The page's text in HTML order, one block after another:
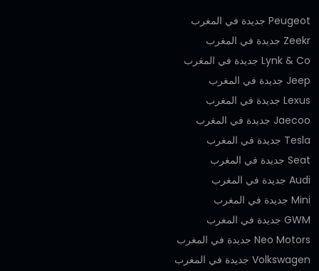
Peugeot جديدة في المغرب
Zeekr جديدة في المغرب
Lynk & Co جديدة في المغرب
Jeep جديدة في المغرب
Lexus جديدة في المغرب
Jaecoo جديدة في المغرب
Tesla جديدة في المغرب
Seat جديدة في المغرب
Audi جديدة في المغرب
Mini جديدة في المغرب
GWM جديدة في المغرب
Neo Motors جديدة في المغرب
Volkswagen جديدة في المغرب